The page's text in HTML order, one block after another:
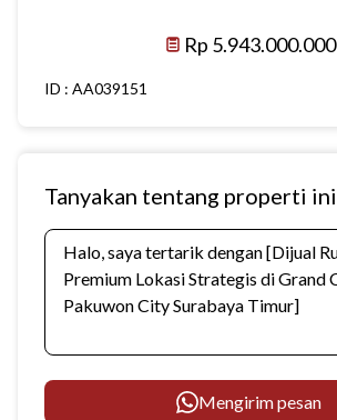
Rp 5.943.000.000
ID : AA039151
Tanyakan tentang properti ini
Mengirim pesan